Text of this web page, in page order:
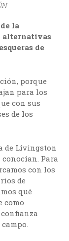
la
alternativas
de
porque
para los
con sus
de los
de Livingston
Para
con los
de
qué
como